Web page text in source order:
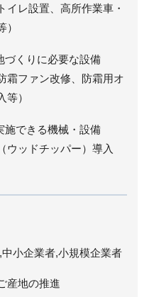
イレ設置、高所作業車・
づくりに必要な設備
霜ファン改修、防霜用オ
）
施できる機械・設備
ウッドチッパー）導入
小企業者,小規模企業者
産地の推進